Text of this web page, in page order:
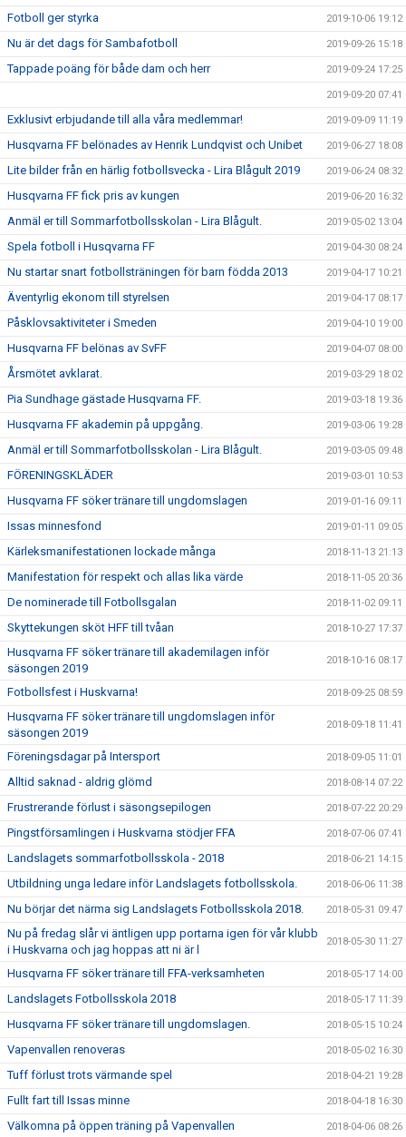
Fotboll ger styrka 2019-10-06 19:12
Nu är det dags för Sambafotboll 2019-09-26 15:18
Tappade poäng för både dam och herr 2019-09-24 17:25
2019-09-20 07:41
Exklusivt erbjudande till alla våra medlemmar! 2019-09-09 11:19
Husqvarna FF belönades av Henrik Lundqvist och Unibet 2019-06-27 18:08
Lite bilder från en härlig fotbollsvecka - Lira Blågult 2019 2019-06-24 08:32
Husqvarna FF fick pris av kungen 2019-06-20 16:32
Anmäl er till Sommarfotbollsskolan - Lira Blågult. 2019-05-02 13:04
Spela fotboll i Husqvarna FF 2019-04-30 08:24
Nu startar snart fotbollsträningen för barn födda 2013 2019-04-17 10:21
Äventyrlig ekonom till styrelsen 2019-04-17 08:17
Påsklovsaktiviteter i Smeden 2019-04-10 19:00
Husqvarna FF belönas av SvFF 2019-04-07 08:00
Årsmötet avklarat. 2019-03-29 18:02
Pia Sundhage gästade Husqvarna FF. 2019-03-18 19:36
Husqvarna FF akademin på uppgång. 2019-03-06 19:28
Anmäl er till Sommarfotbollsskolan - Lira Blågult. 2019-03-05 09:48
FÖRENINGSKLÄDER 2019-03-01 10:53
Husqvarna FF söker tränare till ungdomslagen 2019-01-16 09:11
Issas minnesfond 2019-01-11 09:05
Kärleksmanifestationen lockade många 2018-11-13 21:13
Manifestation för respekt och allas lika värde 2018-11-05 20:36
De nominerade till Fotbollsgalan 2018-11-02 09:11
Skyttekungen sköt HFF till tvåan 2018-10-27 17:37
Husqvarna FF söker tränare till akademilagen inför
säsongen 2019
2018-10-16 08:17
Fotbollsfest i Huskvarna! 2018-09-25 08:59
Husqvarna FF söker tränare till ungdomslagen inför
säsongen 2019
2018-09-18 11:41
Föreningsdagar på Intersport 2018-09-05 11:01
Alltid saknad - aldrig glömd 2018-08-14 07:22
Frustrerande förlust i säsongsepilogen 2018-07-22 20:29
Pingstförsamlingen i Huskvarna stödjer FFA 2018-07-06 07:41
Landslagets sommarfotbollsskola - 2018 2018-06-21 14:15
Utbildning unga ledare inför Landslagets fotbollsskola. 2018-06-06 11:38
Nu börjar det närma sig Landslagets Fotbollsskola 2018. 2018-05-31 09:47
Nu på fredag slår vi äntligen upp portarna igen för vår klubb
i Huskvarna och jag hoppas att ni är l
2018-05-30 11:27
Husqvarna FF söker tränare till FFA-verksamheten 2018-05-17 14:00
Landslagets Fotbollsskola 2018 2018-05-17 11:39
Husqvarna FF söker tränare till ungdomslagen. 2018-05-15 10:24
Vapenvallen renoveras 2018-05-02 16:30
Tuff förlust trots värmande spel 2018-04-21 19:28
Fullt fart till Issas minne 2018-04-18 16:30
Välkomna på öppen träning på Vapenvallen 2018-04-06 08:26